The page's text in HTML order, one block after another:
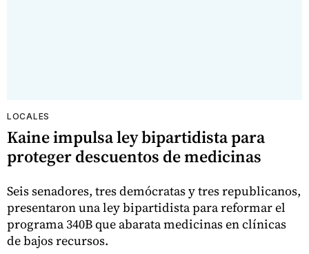
LOCALES
Kaine impulsa ley bipartidista para
proteger descuentos de medicinas
Seis senadores, tres demócratas y tres republicanos,
presentaron una ley bipartidista para reformar el
programa 340B que abarata medicinas en clínicas
de bajos recursos.